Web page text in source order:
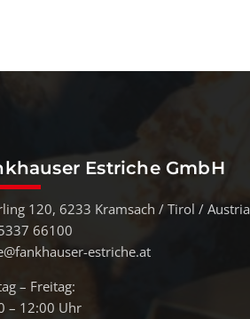
Estriche GmbH
120, 6233 Kramsach / Tirol / Austria
66100
estriche.at
– Freitag:
– 12:00 Uhr